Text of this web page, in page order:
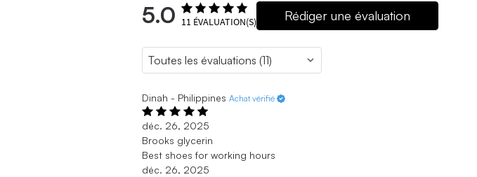
5.0 11 ÉVALUATION(S) Rédiger une évaluation
Dinah - Philippines Achat vérifié
déc. 26, 2025
Brooks glycerin
Best shoes for working hours
déc. 26, 2025